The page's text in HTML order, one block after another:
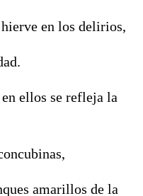
en los delirios,
ellos se refleja la
amarillos de la